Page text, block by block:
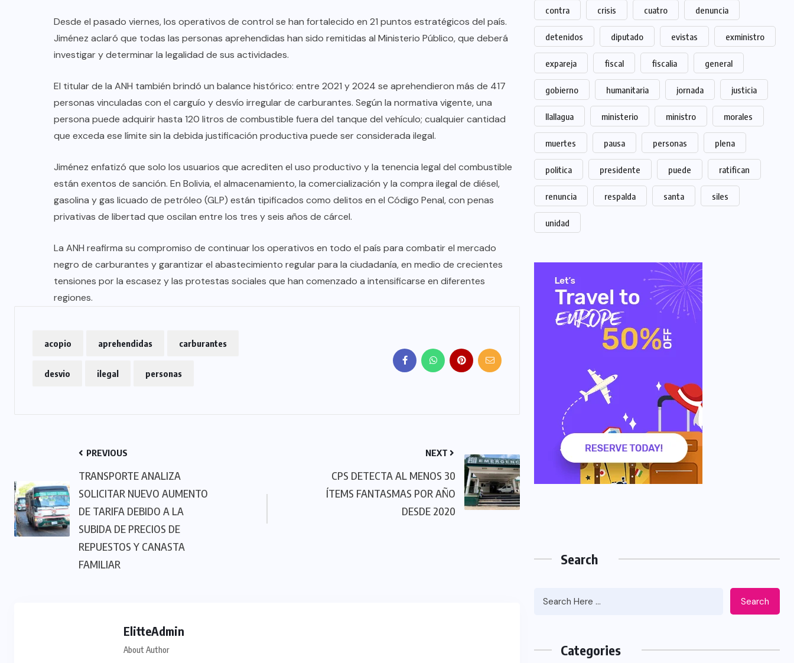
Desde el pasado viernes, los operativos de control se han fortalecido en 21 puntos estratégicos del país.
Jiménez aclaró que todas las personas aprehendidas han sido remitidas al Ministerio Público, que deberá
investigar y determinar la legalidad de sus actividades.
El titular de la ANH también brindó un balance histórico: entre 2021 y 2024 se aprehendieron más de 417
personas vinculadas con el carguío y desvío irregular de carburantes. Según la normativa vigente, una
persona puede adquirir hasta 120 litros de combustible fuera del tanque del vehículo; cualquier cantidad
que exceda ese límite sin la debida justificación productiva puede ser considerada ilegal.
Jiménez enfatizó que solo los usuarios que acrediten el uso productivo y la tenencia legal del combustible
están exentos de sanción. En Bolivia, el almacenamiento, la comercialización y la compra ilegal de diésel,
gasolina y gas licuado de petróleo (GLP) están tipificados como delitos en el Código Penal, con penas
privativas de libertad que oscilan entre los tres y seis años de cárcel.
La ANH reafirma su compromiso de continuar los operativos en todo el país para combatir el mercado
negro de carburantes y garantizar el abastecimiento regular para la ciudadanía, en medio de crecientes
tensiones por la escasez y las protestas sociales que han comenzado a intensificarse en diferentes
regiones.
acopio aprehendidas carburantes
desvio ilegal personas
PREVIOUS
TRANSPORTE ANALIZA
SOLICITAR NUEVO AUMENTO
DE TARIFA DEBIDO A LA
SUBIDA DE PRECIOS DE
REPUESTOS Y CANASTA
FAMILIAR
NEXT
CPS DETECTA AL MENOS 30
ÍTEMS FANTASMAS POR AÑO
DESDE 2020
ElitteAdmin
About Author
contra crisis cuatro denuncia
detenidos diputado evistas exministro
expareja fiscal fiscalia general
gobierno humanitaria jornada justicia
llallagua ministerio ministro morales
muertes pausa personas plena
politica presidente puede ratifican
renuncia respalda santa siles
unidad
Search
Search
Categories